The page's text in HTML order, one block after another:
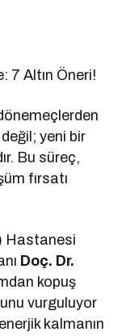
7 Altın Öneri!
yeni bir
Bu süreç,
fırsatı
Hastanesi
Doç. Dr.
kopuş
vurguluyor
kalmanın